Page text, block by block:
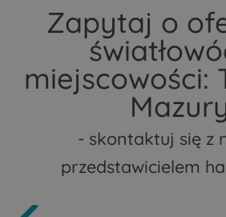
Zapytaj o
miejscowości:
- skontaktuj się z
przedstawicielem